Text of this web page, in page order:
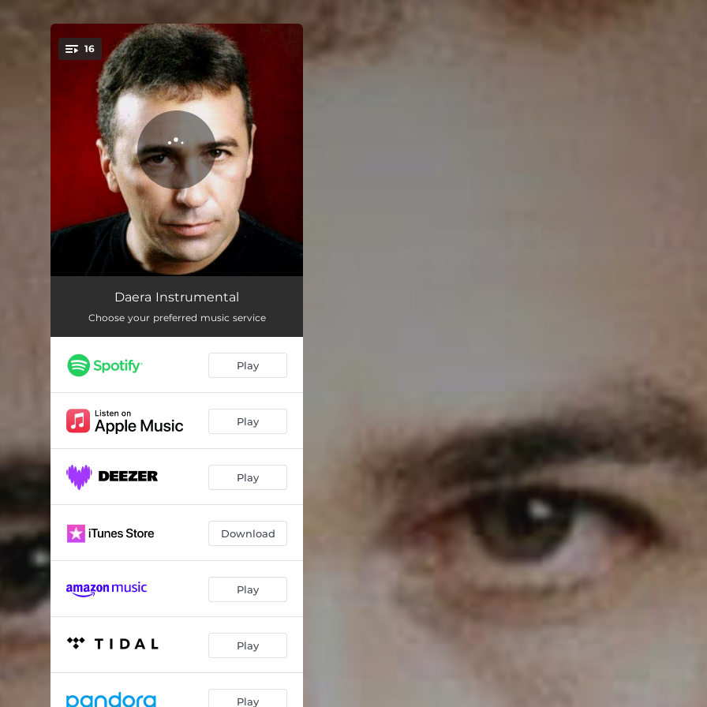
You're all set!
16
Trilhas 03:19
Aroeira 02:56
Tristeza de Amar 02:45
Na Terra Como no Céu 03:02
Ninguem Pode Mais Sofrer
Quem Quiser Encontrar Amor 03:13
03:08
03:51
Concerto Que Virou Canção 02:32
De Serra de Terra e de Mar 03:58
Caminhando 04:38
Daera Instrumental
Choose your preferred music service
Play
Play
Play
Download
Play
Play
Play